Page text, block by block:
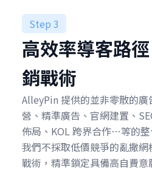
Step 3
高效率導客路
銷戰術
AlleyPin 提供的並非零散的
營、精準廣告、官網建置、
佈局、KOL 跨界合作⋯等的整
我們不採取低價競爭的亂撒
戰術，精準鎖定具備高自費意